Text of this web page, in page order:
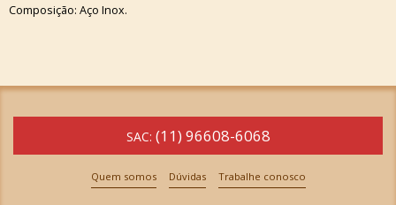
Composição: Aço Inox.
SAC: (11) 96608-6068
Quem somos Dúvidas Trabalhe conosco